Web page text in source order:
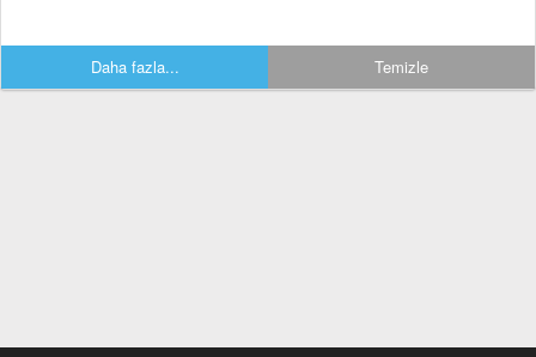
Daha fazla... Temizle